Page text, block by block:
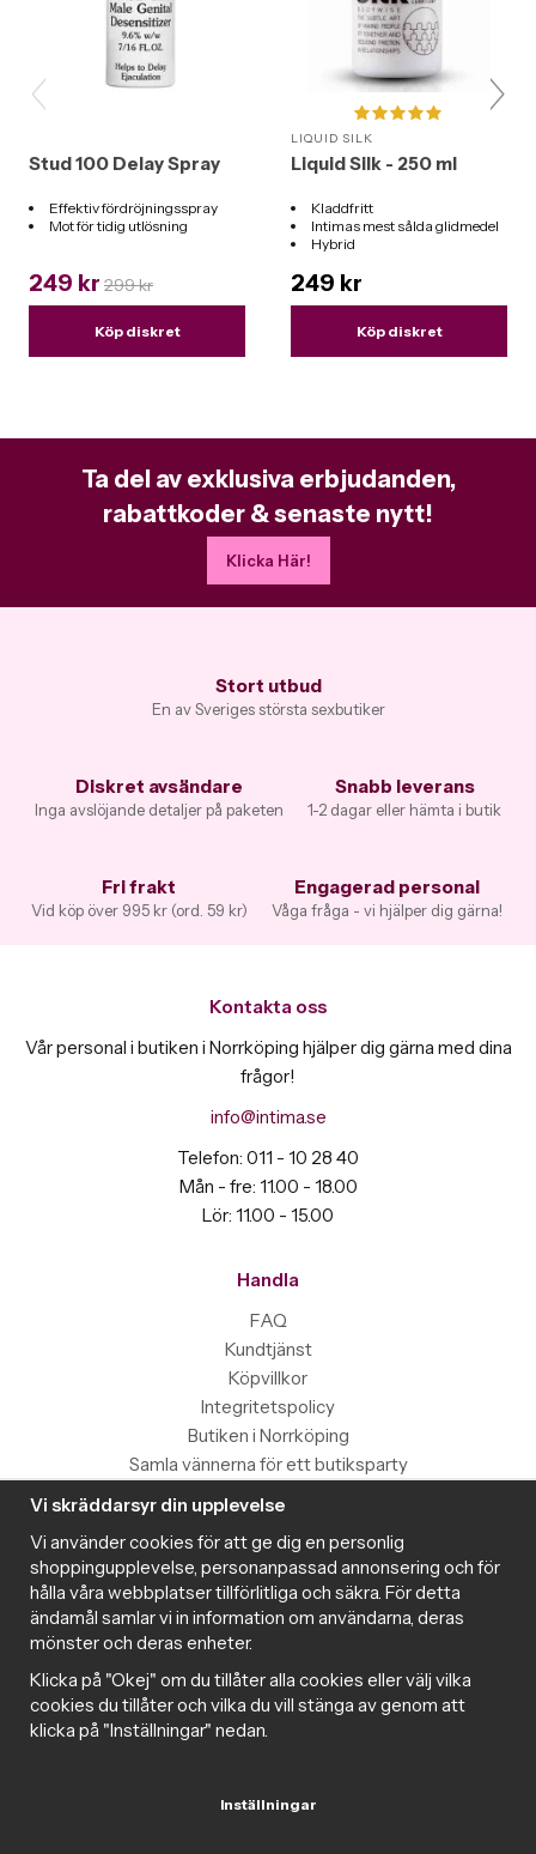
Stud 100 Delay Spray
Effektiv fördröjningsspray
Mot för tidig utlösning
249 kr 299 kr
Köp diskret
LIQUID SILK
Liquid Silk - 250 ml
Kladdfritt
Intimas mest sålda glidmedel
Hybrid
249 kr
Köp diskret
Ta del av exklusiva erbjudanden,
rabattkoder & senaste nytt!
Klicka Här!
Stort utbud
En av Sveriges största sexbutiker
Diskret avsändare
Inga avslöjande detaljer på paketen
Snabb leverans
1-2 dagar eller hämta i butik
Fri frakt
Vid köp över 995 kr (ord. 59 kr)
Engagerad personal
Våga fråga - vi hjälper dig gärna!
Kontakta oss
Vår personal i butiken i Norrköping hjälper dig gärna med dina
frågor!
info@intima.se
Telefon: 011 - 10 28 40
Mån - fre: 11.00 - 18.00
Lör: 11.00 - 15.00
Handla
FAQ
Kundtjänst
Köpvillkor
Integritetspolicy
Butiken i Norrköping
Samla vännerna för ett butiksparty
Information
Magazine
Populära produkter med toppbetyg
Nyhetsbrev
Om cookies
Samarbeta med Intima
Cookie inställningar
Vi skräddarsyr din upplevelse
Vi använder cookies för att ge dig en personlig
shoppingupplevelse, personanpassad annonsering och för
hålla våra webbplatser tillförlitliga och säkra. För detta
ändamål samlar vi in information om användarna, deras
mönster och deras enheter.
Klicka på "Okej" om du tillåter alla cookies eller välj vilka
cookies du tillåter och vilka du vill stänga av genom att
klicka på "Inställningar" nedan.
Inställningar